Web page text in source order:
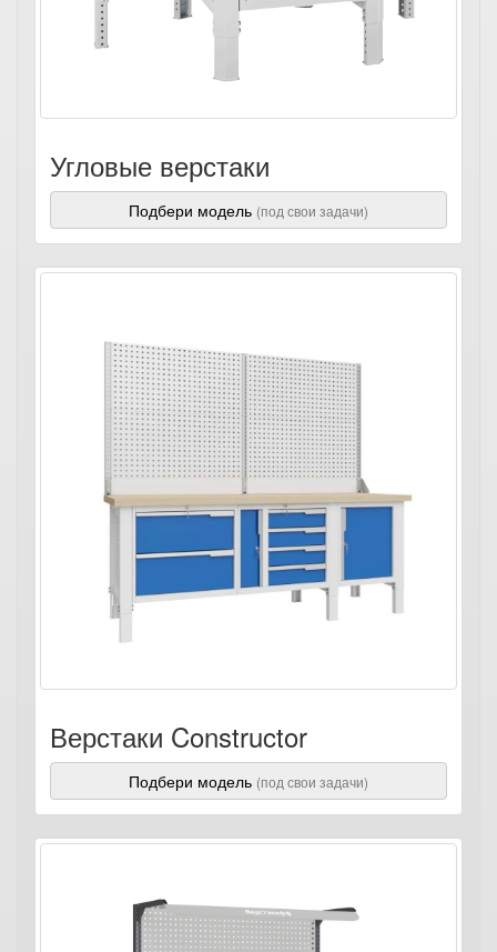
Угловые верстаки
Подбери модель (под свои задачи)
Верстаки Constructor
Подбери модель (под свои задачи)